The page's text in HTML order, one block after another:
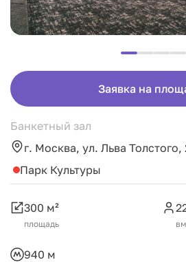
Заявка на
Банкетный зал
г. Москва, ул. Льва Толстого,
Парк Культуры
300 м²
площадь
940 м